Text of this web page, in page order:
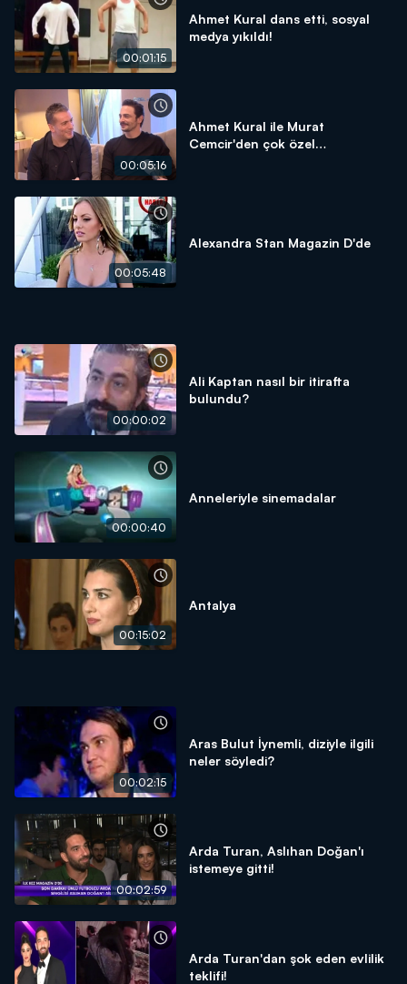
00:01:15
Ahmet Kural dans etti, sosyal
medya yıkıldı!
00:05:16
Ahmet Kural ile Murat
Cemcir'den çok özel
00:05:48
Alexandra Stan Magazin D'de
00:00:02
Ali Kaptan nasıl bir itirafta
bulundu?
00:00:40
Anneleriyle sinemadalar
00:15:02
Antalya
00:02:15
Aras Bulut İynemli, diziyle ilgili
neler söyledi?
00:02:59
Arda Turan, Aslıhan Doğan'ı
istemeye gitti!
Arda Turan'dan şok eden evlilik
teklifi!